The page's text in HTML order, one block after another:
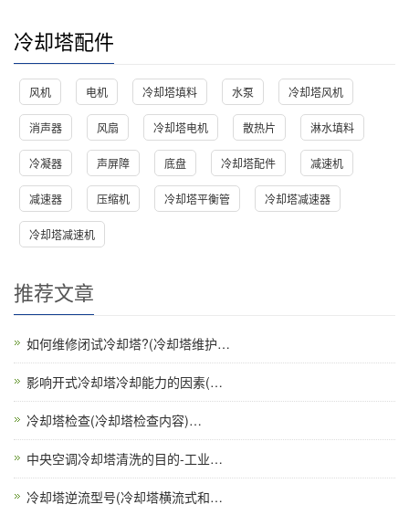
冷却塔配件
风机 电机 冷却塔填料 水泵 冷却塔风机
消声器 风扇 冷却塔电机 散热片 淋水填料
冷凝器 声屏障 底盘 冷却塔配件 减速机
减速器 压缩机 冷却塔平衡管 冷却塔减速器
冷却塔减速机
推荐文章
如何维修闭试冷却塔?(冷却塔维护…
影响开式冷却塔冷却能力的因素(…
冷却塔检查(冷却塔检查内容)…
中央空调冷却塔清洗的目的-工业…
冷却塔逆流型号(冷却塔横流式和…